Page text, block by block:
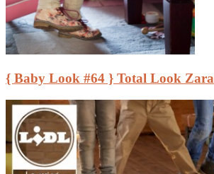
{ Baby Look #64 } Total Look Zara